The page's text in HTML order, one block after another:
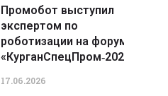
Промобот выступил
экспертом по
роботизации на форуме
«КурганСпецПром‑2026»
17.06.2026